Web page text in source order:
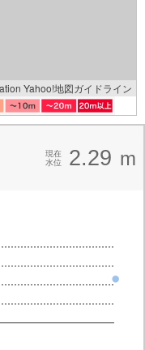
Yahoo!地図ガイドライン
現在
水位
2.29 m